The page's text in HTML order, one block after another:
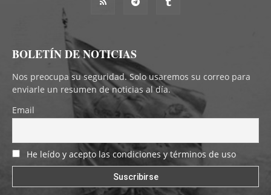
BOLETÍN DE NOTICIAS
Nos preocupa su seguridad. Solo usaremos su correo para
enviarle un resumen de noticias al día.
Email
He leído y acepto las condiciones y términos de uso